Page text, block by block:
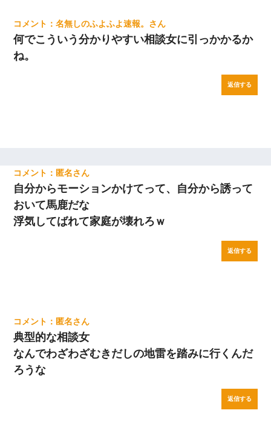
名無しのふよふよ速報。
何でこういう分かりやすい相談女に引っかかるか
ね。
返信する
匿名
自分からモーションかけてって、自分から誘って
おいて馬鹿だな
浮気してばれて家庭が壊れろｗ
返信する
匿名
典型的な相談女
なんでわざわざむきだしの地雷を踏みに行くんだ
ろうな
返信する